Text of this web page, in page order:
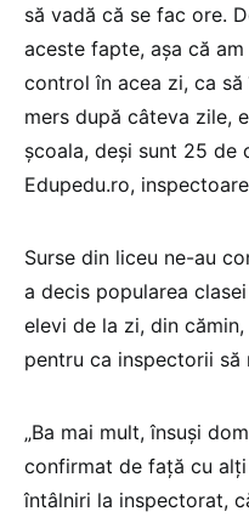
să vadă că se fac ore.
aceste fapte, așa că
control în acea zi, ca
mers după câteva zile,
școala, deși sunt 25 de
Edupedu.ro,
Surse din liceu ne-au
a decis popularea
elevi de la zi, din
pentru ca inspectorii să
„Ba mai mult, însuși
confirmat de față cu
întâlniri la inspectorat,